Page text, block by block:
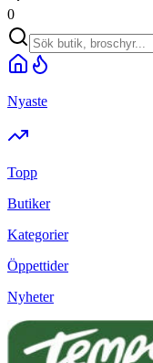
0
Nyaste
Topp
Butiker
Kategorier
Öppettider
Nyheter